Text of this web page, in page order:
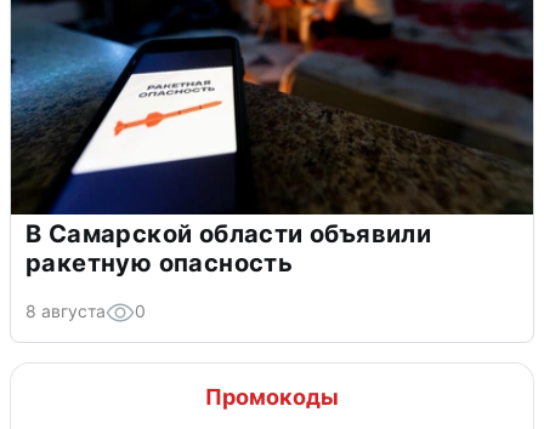
В Самарской области объявили
ракетную опасность
8 августа 0
Промокоды